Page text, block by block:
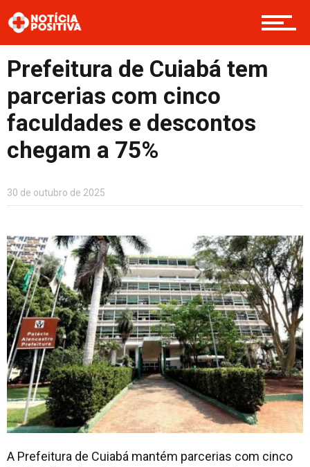
Boas Ações
Opinião
Entretenimento
Contato
Prefeitura de Cuiabá tem
parcerias com cinco
faculdades e descontos
chegam a 75%
30 de outubro de 2025
A Prefeitura de Cuiabá mantém parcerias com cinco